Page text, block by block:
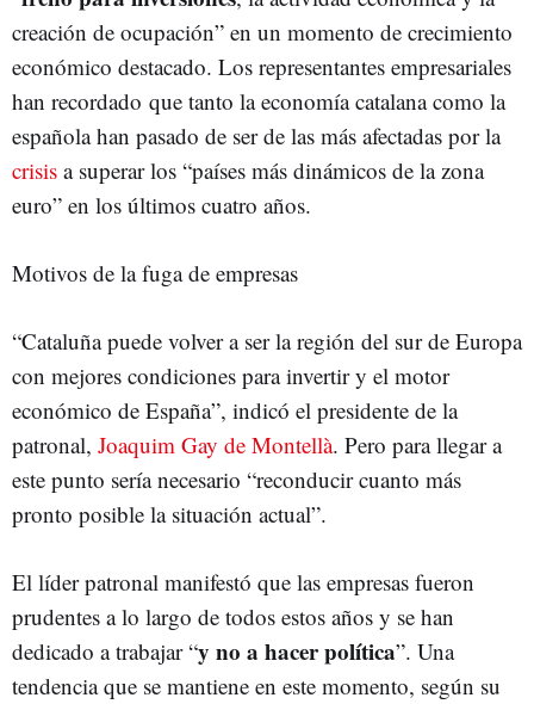
creación de ocupación” en un momento de crecimiento
económico destacado. Los representantes empresariales
han recordado que tanto la economía catalana como la
española han pasado de ser de las más afectadas por la
crisis a superar los “países más dinámicos de la zona
euro” en los últimos cuatro años.
Motivos de la fuga de empresas
“Cataluña puede volver a ser la región del sur de Europa
con mejores condiciones para invertir y el motor
económico de España”, indicó el presidente de la
patronal, Joaquim Gay de Montellà. Pero para llegar a
este punto sería necesario “reconducir cuanto más
pronto posible la situación actual”.
El líder patronal manifestó que las empresas fueron
prudentes a lo largo de todos estos años y se han
dedicado a trabajar “y no a hacer política”. Una
tendencia que se mantiene en este momento, según su